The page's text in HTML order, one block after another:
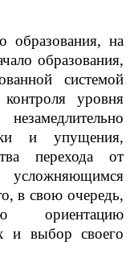
образования, на
образования,
системой
уровня
и упущения,
перехода от
усложняющимся
в свою очередь,
ориентацию
и выбор своего